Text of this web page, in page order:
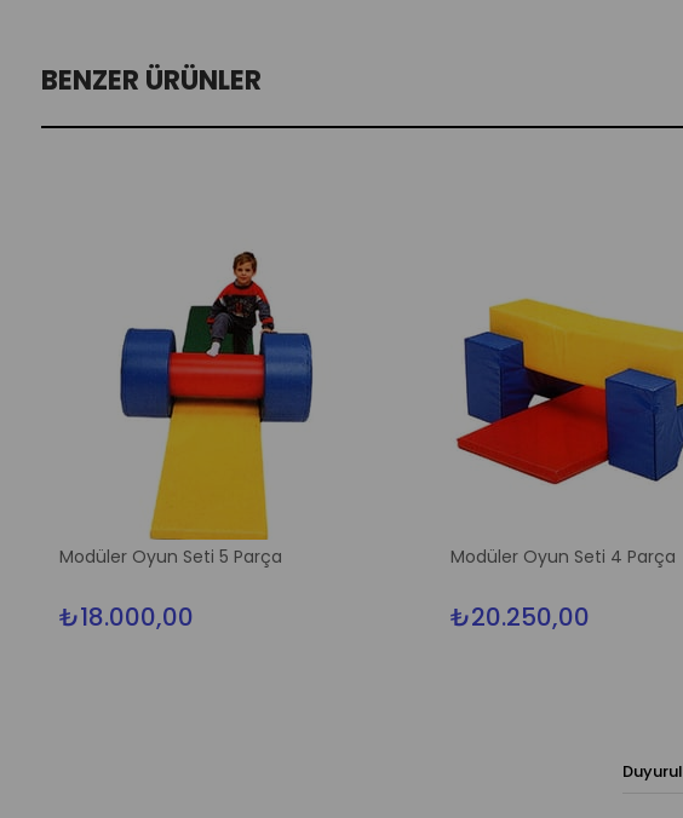
BENZER ÜRÜNLER
Modüler Oyun Seti 5 Parça
₺18.000,00
Modüler Oyun Seti 4 Parça
₺20.250,00